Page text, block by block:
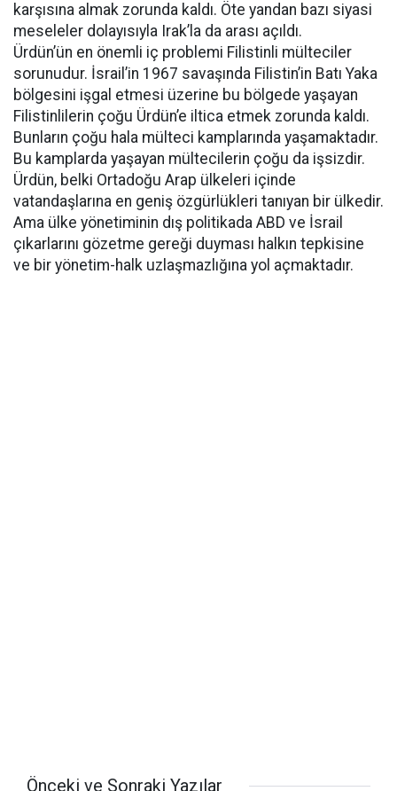
karşısına almak zorunda kaldı. Öte yandan bazı siyasi
meseleler dolayısıyla Irak’la da arası açıldı.
Ürdün’ün en önemli iç problemi Filistinli mülteciler
sorunudur. İsrail’in 1967 savaşında Filistin’in Batı Yaka
bölgesini işgal etmesi üzerine bu bölgede yaşayan
Filistinlilerin çoğu Ürdün’e iltica etmek zorunda kaldı.
Bunların çoğu hala mülteci kamplarında yaşamaktadır.
Bu kamplarda yaşayan mültecilerin çoğu da işsizdir.
Ürdün, belki Ortadoğu Arap ülkeleri içinde
vatandaşlarına en geniş özgürlükleri tanıyan bir ülkedir.
Ama ülke yönetiminin dış politikada ABD ve İsrail
çıkarlarını gözetme gereği duyması halkın tepkisine
ve bir yönetim-halk uzlaşmazlığına yol açmaktadır.
Önceki ve Sonraki Yazılar